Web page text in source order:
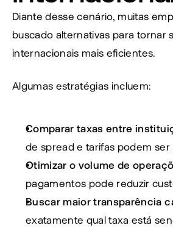
Diante desse cenário, muitas
buscado alternativas para tornar
internacionais mais eficientes.
Algumas estratégias incluem:
Comparar taxas entre
de spread e tarifas podem ser
Otimizar o volume de
pagamentos pode reduzir
Buscar maior transparência
exatamente qual taxa está